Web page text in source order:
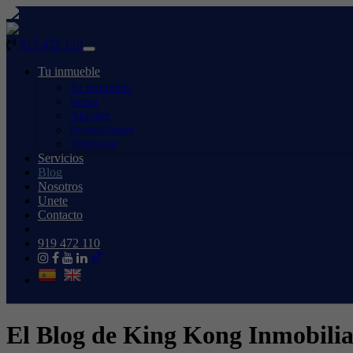
919 472 110
Toggle
navigation
Tu inmueble
Tu inmueble
Venta
Alquiler
Promociones
Traspasos
Servicios
Blog
Nosotros
Unete
Contacto
919 472 110
El Blog de King Kong